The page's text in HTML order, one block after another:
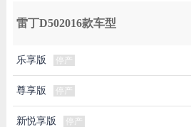
雷丁D502016款车型
乐享版 停产
尊享版 停产
新悦享版 停产